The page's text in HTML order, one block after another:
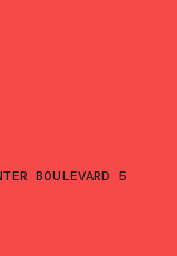
BOULEVARD 5